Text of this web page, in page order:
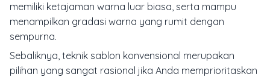
memiliki ketajaman warna luar biasa, serta mampu
menampilkan gradasi warna yang rumit dengan
sempurna.
Sebaliknya, teknik sablon konvensional merupakan
pilihan yang sangat rasional jika Anda memprioritaskan